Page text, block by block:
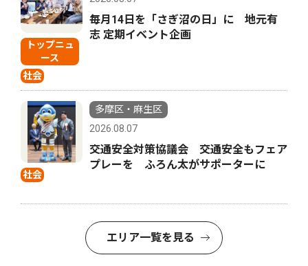
トップニュ
ース
社会
毎月14日を「さぎ沼の日」に 地元有
志 定期イベント企画
社会
多摩区・麻生区
2026.08.07
交通安全対策協議会 交通安全もフェア
プレーを ふろん太がサポーターに
エリア一覧を見る